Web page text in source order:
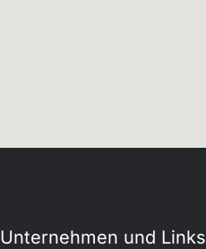
Unternehmen und Links